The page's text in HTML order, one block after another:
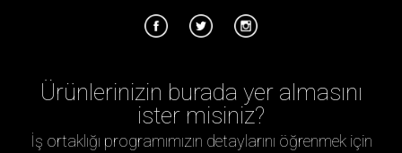
Ürünlerinizin burada yer almasını
ister misiniz?
İş ortaklığı programımızın detaylarını öğrenmek için